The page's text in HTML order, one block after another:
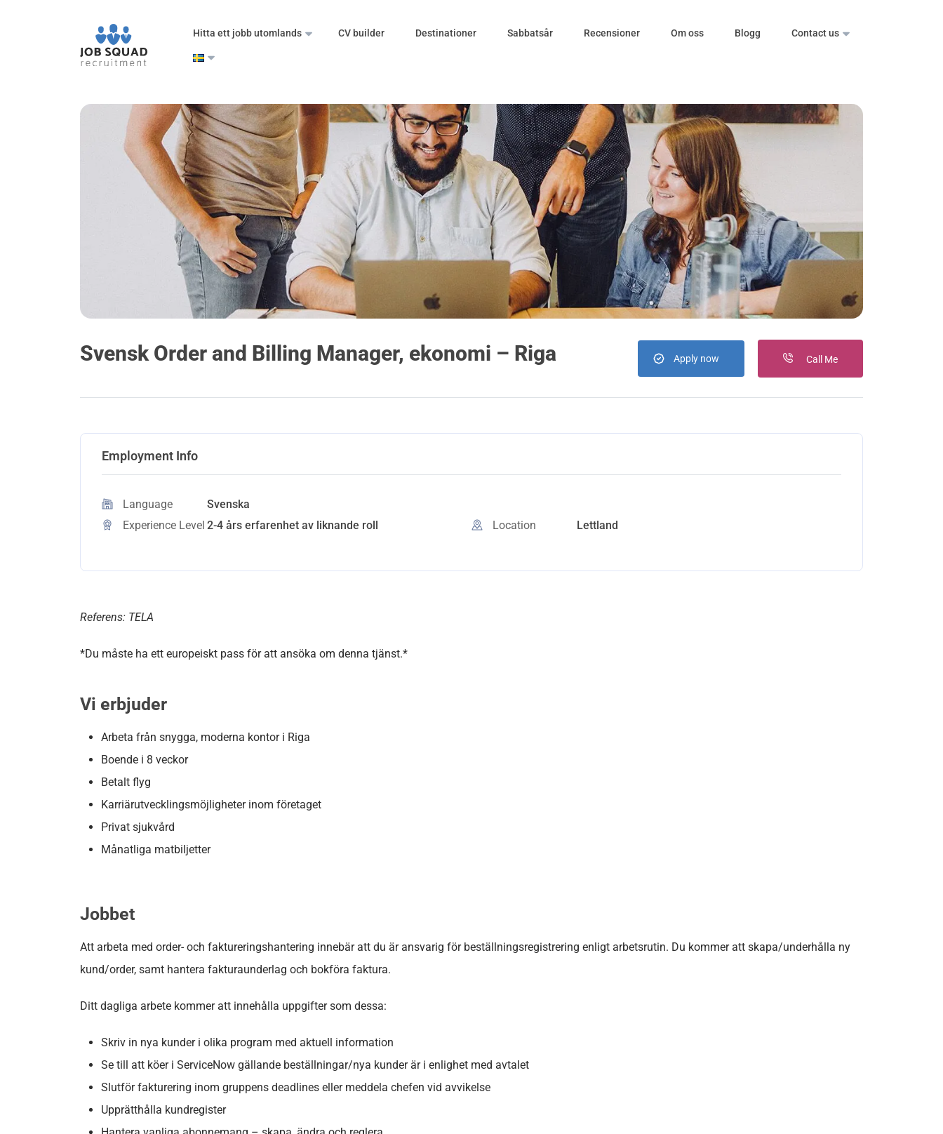
Hitta ett jobb utomlands CV builder Destinationer Sabbatsår Recensioner Om oss Blogg Contact us
Svensk Order and Billing Manager, ekonomi – Riga Apply now Call Me
Employment Info
Language
Svenska
Experience Level 2-4 års erfarenhet av liknande roll Location Lettland
Referens: TELA
*Du måste ha ett europeiskt pass för att ansöka om denna tjänst.*
Vi erbjuder
Arbeta från snygga, moderna kontor i Riga
Boende i 8 veckor
Betalt flyg
Karriärutvecklingsmöjligheter inom företaget
Privat sjukvård
Månatliga matbiljetter
Jobbet
Att arbeta med order- och faktureringshantering innebär att du är ansvarig för beställningsregistrering enligt arbetsrutin. Du kommer att skapa/underhålla ny
kund/order, samt hantera fakturaunderlag och bokföra faktura.
Ditt dagliga arbete kommer att innehålla uppgifter som dessa:
Skriv in nya kunder i olika program med aktuell information
Se till att köer i ServiceNow gällande beställningar/nya kunder är i enlighet med avtalet
Slutför fakturering inom gruppens deadlines eller meddela chefen vid avvikelse
Upprätthålla kundregister